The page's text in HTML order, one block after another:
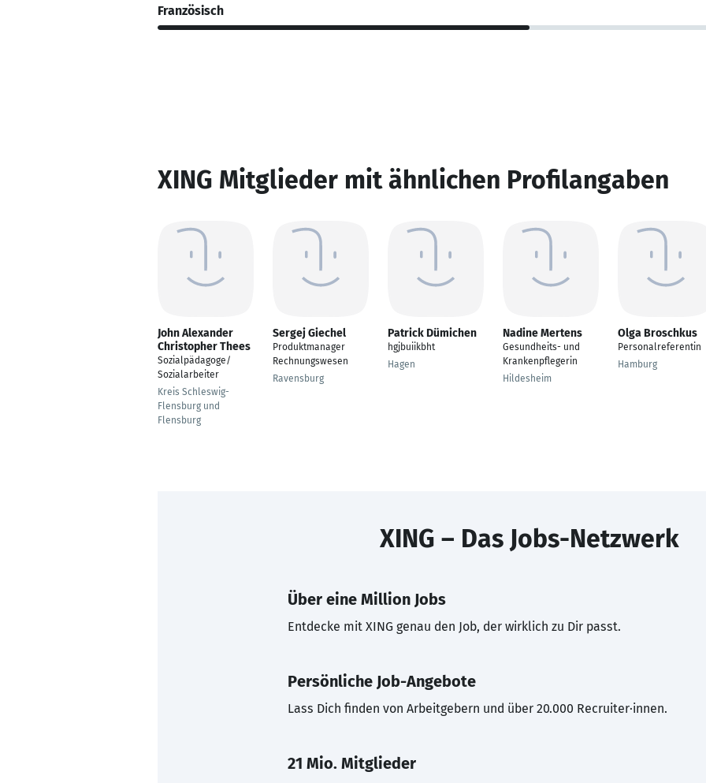
Französisch
XING Mitglieder mit ähnlichen Profilangaben
John Alexander
Christopher Thees
Sozialpädagoge/
Sozialarbeiter
Kreis Schleswig-
Flensburg und
Flensburg
Sergej Giechel
Produktmanager
Rechnungswesen
Ravensburg
Patrick Dümichen
hgjbuiikbht
Hagen
Nadine Mertens
Gesundheits- und
Krankenpflegerin
Hildesheim
Olga Broschkus
Personalreferentin
Hamburg
XING – Das Jobs-Netzwerk
Über eine Million Jobs
Entdecke mit XING genau den Job, der wirklich zu Dir passt.
Persönliche Job-Angebote
Lass Dich finden von Arbeitgebern und über 20.000 Recruiter·innen.
21 Mio. Mitglieder